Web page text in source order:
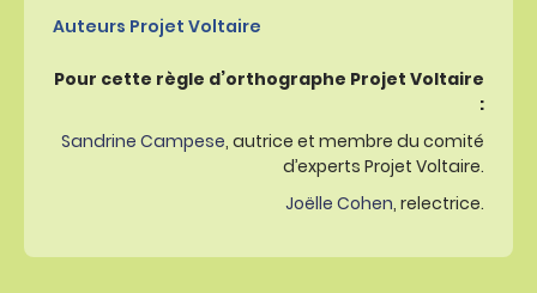
Auteurs Projet Voltaire
Pour cette règle d’orthographe Projet Voltaire
:
Sandrine Campese, autrice et membre du comité
d’experts Projet Voltaire.
Joëlle Cohen, relectrice.